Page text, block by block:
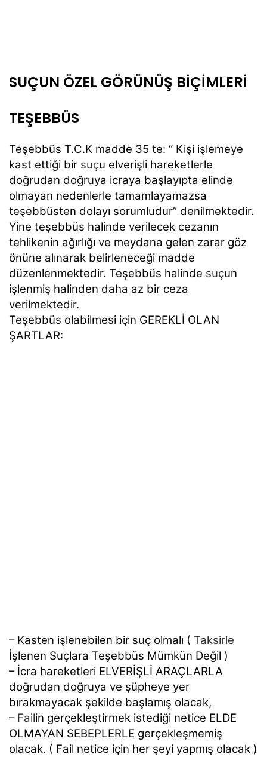
SUÇUN ÖZEL GÖRÜNÜŞ BİÇİMLERİ
TEŞEBBÜS
Teşebbüs T.C.K madde 35 te: “ Kişi işlemeye
kast ettiği bir suçu elverişli hareketlerle
doğrudan doğruya icraya başlayıpta elinde
olmayan nedenlerle tamamlayamazsa
teşebbüsten dolayı sorumludur” denilmektedir.
Yine teşebbüs halinde verilecek cezanın
tehlikenin ağırlığı ve meydana gelen zarar göz
önüne alınarak belirleneceği madde
düzenlenmektedir. Teşebbüs halinde suçun
işlenmiş halinden daha az bir ceza
verilmektedir.
Teşebbüs olabilmesi için GEREKLİ OLAN
ŞARTLAR:
– Kasten işlenebilen bir suç olmalı ( Taksirle
İşlenen Suçlara Teşebbüs Mümkün Değil )
– İcra hareketleri ELVERİŞLİ ARAÇLARLA
doğrudan doğruya ve şüpheye yer
bırakmayacak şekilde başlamış olacak,
– Failin gerçekleştirmek istediği netice ELDE
OLMAYAN SEBEPLERLE gerçekleşmemiş
olacak. ( Fail netice için her şeyi yapmış olacak )